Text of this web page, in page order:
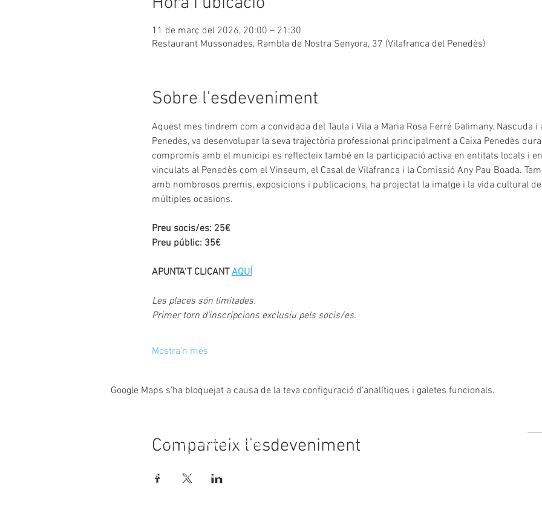
11 de març del 2026, 20:00 – 21:30
Restaurant Mussonades, Rambla de Nostra Senyora, 37 (Vilafranca del Penedès)
Sobre l'esdeveniment
Aquest mes tindrem com a convidada del Taula i Vila a Maria Rosa Ferré Galimany. Nascuda
Penedès, va desenvolupar la seva trajectòria professional principalment a Caixa Penedès
compromís amb el municipi es reflecteix també en la participació activa en entitats locals i
vinculats al Penedès com el Vinseum, el Casal de Vilafranca i la Comissió Any Pau Boada.
amb nombrosos premis, exposicions i publicacions, ha projectat la imatge i la vida cultural
múltiples ocasions.
Preu socis/es: 25€
Preu públic: 35€
APUNTA'T CLICANT AQUÍ
Les places són limitades.
Primer torn d’inscripcions exclusiu pels socis/es.
Mostra'n més
Google Maps s'ha bloquejat a causa de la teva configuració d'analítiques i galetes funcionals.
Comparteix l'esdeveniment
© 2023CASAL SOCIETAT LA PRINCIPAL
08720 Vilafranca del Penedès
Alt Penedès (Barcelona)